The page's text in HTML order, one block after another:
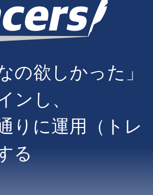
の欲しかった」
ンし、
りに運用（トレ
る